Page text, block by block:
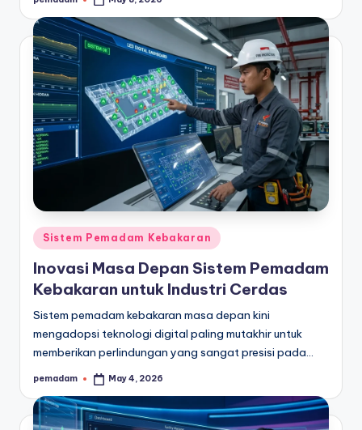
Posted
Posted
in
Sistem Pemadam Kebakaran
Inovasi Masa Depan Sistem Pemadam
Kebakaran untuk Industri Cerdas
Sistem pemadam kebakaran masa depan kini
mengadopsi teknologi digital paling mutakhir untuk
memberikan perlindungan yang sangat presisi pada…
Posted
pemadam May 4, 2026